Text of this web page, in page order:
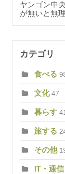
ヤンゴン中
が無いと無
カテゴリ
食べる
文化 47
暮らす
旅する
その他
IT・通信